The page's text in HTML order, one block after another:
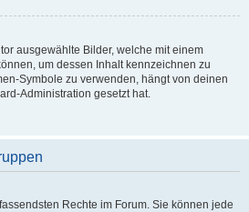
ausgewählte Bilder, welche mit einem
um dessen Inhalt kennzeichnen zu
Symbole zu verwenden, hängt von deinen
Administration gesetzt hat.
Rechte im Forum. Sie können jede